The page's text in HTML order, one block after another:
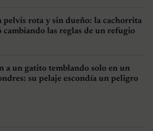
pelvis rota y sin dueño: la cachorrita
cambiando las reglas de un refugio
a un gatito temblando solo en un
su pelaje escondía un peligro